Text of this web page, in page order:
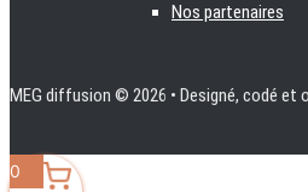
Nos partenaires
MEG diffusion © 2026 • Designé, codé
0